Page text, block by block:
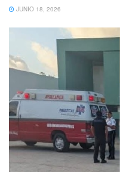
JUNIO 18, 2026